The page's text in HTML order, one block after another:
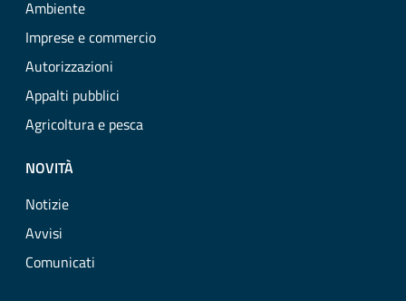
Ambiente
Imprese e commercio
Autorizzazioni
Appalti pubblici
Agricoltura e pesca
NOVITÀ
Notizie
Avvisi
Comunicati